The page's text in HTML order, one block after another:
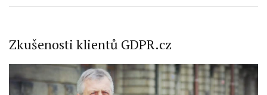
Zkušenosti klientů GDPR.cz